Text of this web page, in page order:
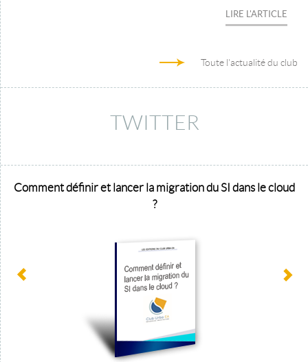
LIRE L'ARTICLE
Toute l'actualité du club
TWITTER
Comment définir et lancer la migration du SI dans le cloud
?